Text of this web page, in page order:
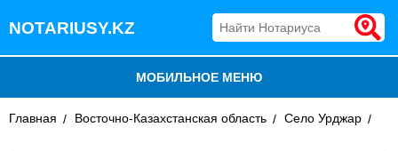
NOTARIUSY.KZ
МОБИЛЬНОЕ МЕНЮ
БЛОГ
Главная Восточно-Казахстанская область Село Урджар